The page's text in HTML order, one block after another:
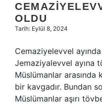
OLDU
Tarih: Eylül 8, 2024
Cemaziyelevvel
Jemaziyalevvel ayına
Müslümanlar arasında
bir kavgadır. Bundan
Müslümanlar aşırı